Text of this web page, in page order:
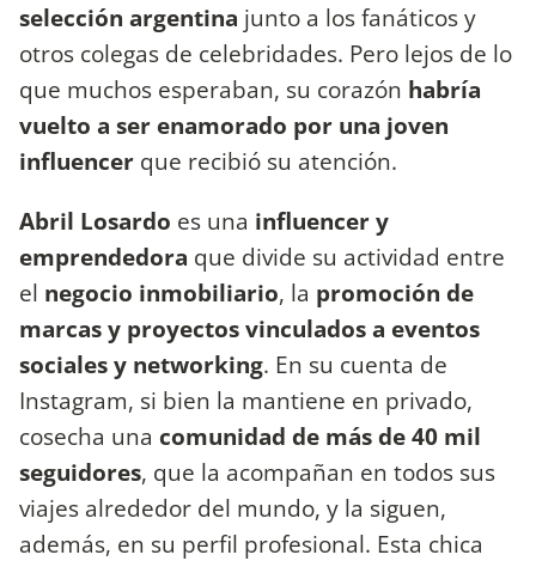
selección argentina junto a los fanáticos y
otros colegas de celebridades. Pero lejos de lo
que muchos esperaban, su corazón habría
vuelto a ser enamorado por una joven
influencer que recibió su atención.
Abril Losardo es una influencer y
emprendedora que divide su actividad entre
el negocio inmobiliario, la promoción de
marcas y proyectos vinculados a eventos
sociales y networking. En su cuenta de
Instagram, si bien la mantiene en privado,
cosecha una comunidad de más de 40 mil
seguidores, que la acompañan en todos sus
viajes alrededor del mundo, y la siguen,
además, en su perfil profesional. Esta chica